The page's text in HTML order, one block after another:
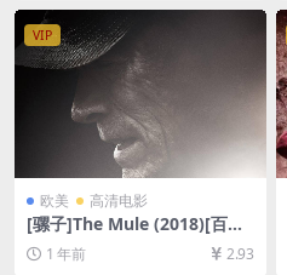
VIP
欧美 高清电影
[骡子]The Mule (2018)[百度
网盘+夸克网盘1080P超清未
删减资源][网盘在线播放/下
1 年前 2.93